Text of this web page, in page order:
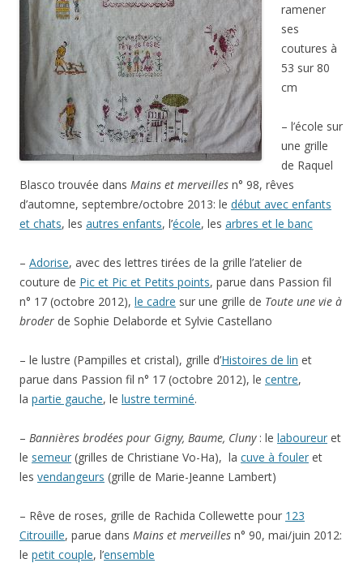
ramener
ses
coutures à
53 sur 80
cm
– l’école sur
une grille
de Raquel
Blasco trouvée dans Mains et merveilles n° 98, rêves
d’automne, septembre/octobre 2013: le début avec enfants
et chats, les autres enfants, l’école, les arbres et le banc
– Adorise, avec des lettres tirées de la grille l’atelier de
couture de Pic et Pic et Petits points, parue dans Passion fil
n° 17 (octobre 2012), le cadre sur une grille de Toute une vie à
broder de Sophie Delaborde et Sylvie Castellano
– le lustre (Pampilles et cristal), grille d’Histoires de lin et
parue dans Passion fil n° 17 (octobre 2012), le centre,
la partie gauche, le lustre terminé.
– Bannières brodées pour Gigny, Baume, Cluny : le laboureur et
le semeur (grilles de Christiane Vo-Ha), la cuve à fouler et
les vendangeurs (grille de Marie-Jeanne Lambert)
– Rêve de roses, grille de Rachida Collewette pour 123
Citrouille, parue dans Mains et merveilles n° 90, mai/juin 2012:
le petit couple, l’ensemble